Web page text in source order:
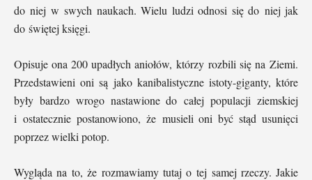
do niej w swych naukach. Wielu ludzi odnosi się do niej jak
do świętej księgi.
Opisuje ona 200 upadłych aniołów, którzy rozbili się na Ziemi.
Przedstawieni oni są jako kanibalistyczne istoty-giganty, które
były bardzo wrogo nastawione do całej populacji ziemskiej
i ostatecznie postanowiono, że musieli oni być stąd usunięci
poprzez wielki potop.
Wygląda na to, że rozmawiamy tutaj o tej samej rzeczy. Jakie